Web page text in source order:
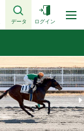
データ ログイン